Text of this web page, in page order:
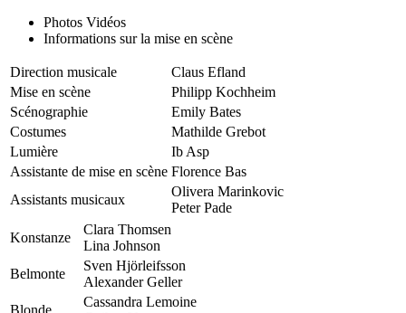
Photos Vidéos
Informations sur la mise en scène
Direction musicale
Claus Efland
Mise en scène
Philipp Kochheim
Scénographie
Emily Bates
Costumes
Mathilde Grebot
Lumière
Ib Asp
Assistante de mise en scène Florence Bas
Assistants musicaux
Olivera Marinkovic
Peter Pade
Konstanze
Clara Thomsen
Lina Johnson
Belmonte
Sven Hjörleifsson
Alexander Geller
Blonde
Cassandra Lemoine